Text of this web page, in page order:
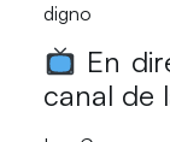
digno
En
canal de